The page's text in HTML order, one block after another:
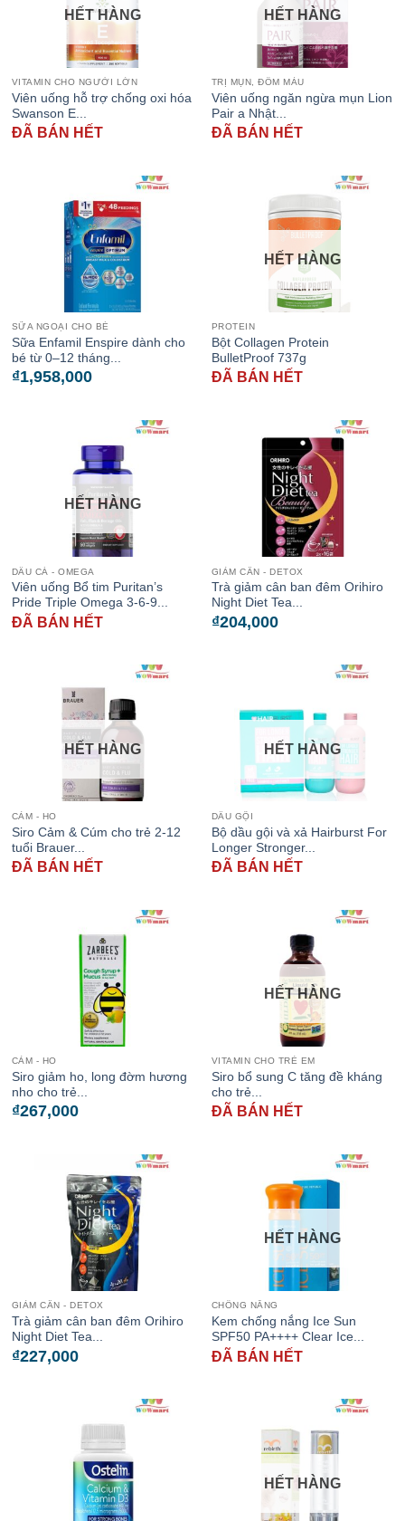
HẾT HÀNG
VITAMIN CHO NGƯỜI LỚN
Viên uống hỗ trợ chống oxi hóa
Swanson E...
ĐÃ BÁN HẾT
HẾT HÀNG
TRỊ MỤN, ĐỐM MÀU
Viên uống ngăn ngừa mụn Lion
Pair a Nhật...
ĐÃ BÁN HẾT
SỮA NGOẠI CHO BÉ
Sữa Enfamil Enspire dành cho
bé từ 0–12 tháng...
₫1,958,000
HẾT HÀNG
PROTEIN
Bột Collagen Protein
BulletProof 737g
ĐÃ BÁN HẾT
HẾT HÀNG
DẦU CÁ - OMEGA
Viên uống Bổ tim Puritan’s
Pride Triple Omega 3-6-9...
ĐÃ BÁN HẾT
GIẢM CÂN - DETOX
Trà giảm cân ban đêm Orihiro
Night Diet Tea...
₫204,000
HẾT HÀNG
CẢM - HO
Siro Cảm & Cúm cho trẻ 2-12
tuổi Brauer...
ĐÃ BÁN HẾT
HẾT HÀNG
DẦU GỘI
Bộ dầu gội và xả Hairburst For
Longer Stronger...
ĐÃ BÁN HẾT
CẢM - HO
Siro giảm ho, long đờm hương
nho cho trẻ...
₫267,000
HẾT HÀNG
VITAMIN CHO TRẺ EM
Siro bổ sung C tăng đề kháng
cho trẻ...
ĐÃ BÁN HẾT
GIẢM CÂN - DETOX
Trà giảm cân ban đêm Orihiro
Night Diet Tea...
₫227,000
HẾT HÀNG
CHỐNG NẮNG
Kem chống nắng Ice Sun
SPF50 PA++++ Clear Ice...
ĐÃ BÁN HẾT
HẾT HÀNG